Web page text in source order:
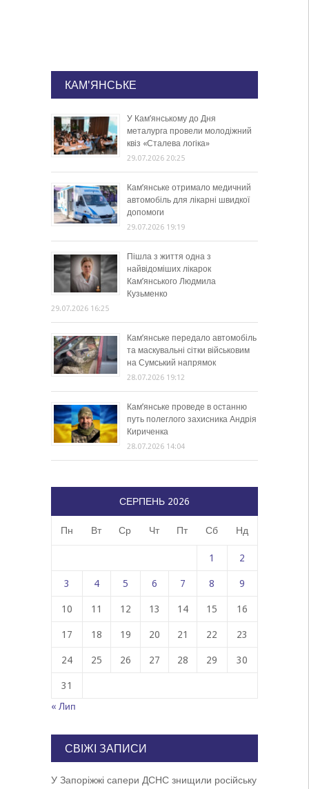
КАМ'ЯНСЬКЕ
У Кам’янському до Дня
металурга провели молодіжний
квіз «Сталева логіка»
29.07.2026 20:25
Кам’янське отримало медичний
автомобіль для лікарні швидкої
допомоги
29.07.2026 19:19
Пішла з життя одна з
найвідоміших лікарок
Кам’янського Людмила
Кузьменко
29.07.2026 16:25
Кам’янське передало автомобіль
та маскувальні сітки військовим
на Сумський напрямок
28.07.2026 19:12
Кам’янське проведе в останню
путь полеглого захисника Андрія
Кириченка
28.07.2026 14:04
СЕРПЕНЬ 2026
Пн Вт Ср Чт Пт Сб Нд
1 2
3 4 5 6 7 8 9
10 11 12 13 14 15 16
17 18 19 20 21 22 23
24 25 26 27 28 29 30
31
« Лип
СВІЖІ ЗАПИСИ
У Запоріжжі сапери ДСНС знищили російську